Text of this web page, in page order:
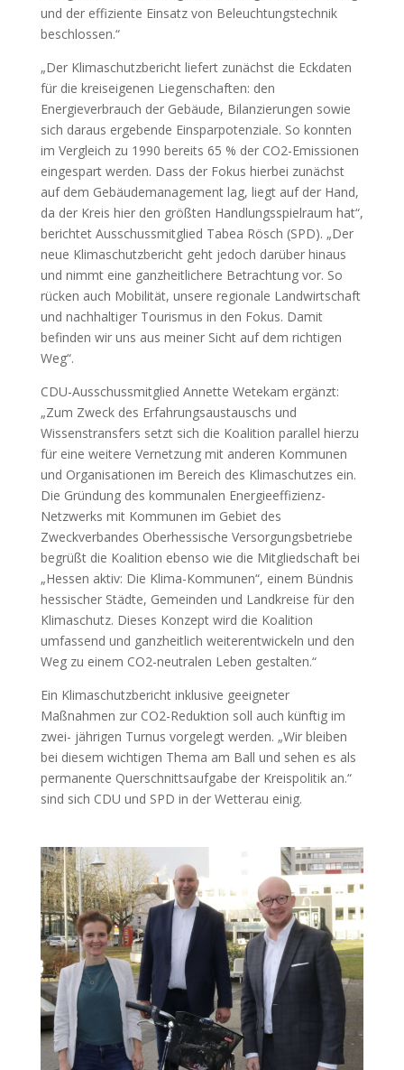
und der effiziente Einsatz von Beleuchtungstechnik
beschlossen.“
„Der Klimaschutzbericht liefert zunächst die Eckdaten
für die kreiseigenen Liegenschaften: den
Energieverbrauch der Gebäude, Bilanzierungen sowie
sich daraus ergebende Einsparpotenziale. So konnten
im Vergleich zu 1990 bereits 65 % der CO2-Emissionen
eingespart werden. Dass der Fokus hierbei zunächst
auf dem Gebäudemanagement lag, liegt auf der Hand,
da der Kreis hier den größten Handlungsspielraum hat“,
berichtet Ausschussmitglied Tabea Rösch (SPD). „Der
neue Klimaschutzbericht geht jedoch darüber hinaus
und nimmt eine ganzheitlichere Betrachtung vor. So
rücken auch Mobilität, unsere regionale Landwirtschaft
und nachhaltiger Tourismus in den Fokus. Damit
befinden wir uns aus meiner Sicht auf dem richtigen
Weg“.
CDU-Ausschussmitglied Annette Wetekam ergänzt:
„Zum Zweck des Erfahrungsaustauschs und
Wissenstransfers setzt sich die Koalition parallel hierzu
für eine weitere Vernetzung mit anderen Kommunen
und Organisationen im Bereich des Klimaschutzes ein.
Die Gründung des kommunalen Energieeffizienz-
Netzwerks mit Kommunen im Gebiet des
Zweckverbandes Oberhessische Versorgungsbetriebe
begrüßt die Koalition ebenso wie die Mitgliedschaft bei
„Hessen aktiv: Die Klima-Kommunen“, einem Bündnis
hessischer Städte, Gemeinden und Landkreise für den
Klimaschutz. Dieses Konzept wird die Koalition
umfassend und ganzheitlich weiterentwickeln und den
Weg zu einem CO2-neutralen Leben gestalten.“
Ein Klimaschutzbericht inklusive geeigneter
Maßnahmen zur CO2-Reduktion soll auch künftig im
zwei- jährigen Turnus vorgelegt werden. „Wir bleiben
bei diesem wichtigen Thema am Ball und sehen es als
permanente Querschnittsaufgabe der Kreispolitik an.“
sind sich CDU und SPD in der Wetterau einig.